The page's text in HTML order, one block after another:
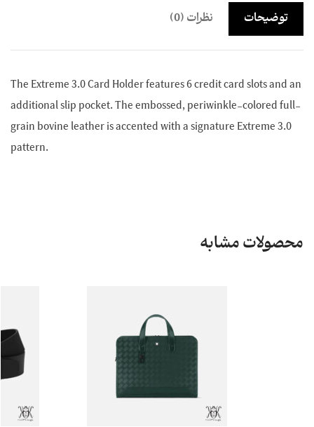
توضیحات نظرات (0)
The Extreme 3.0 Card Holder features 6 credit card slots and an
additional slip pocket. The embossed, periwinkle-colored full-
grain bovine leather is accented with a signature Extreme 3.0
pattern.
محصولات مشابه